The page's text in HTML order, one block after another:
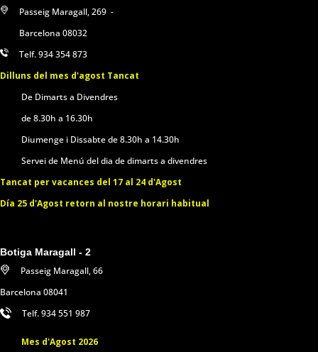
Passeig Maragall, 269 -
Barcelona 08032
Telf. 934 354 873
Dilluns del mes d'agost Tancat
De Dimarts a Divendres
de 8.30h a 16.30h
Diumenge i Dissabte de 8.30h a 14.30h
Servei de Menú del dia de dimarts a divendres
Tancat per vacances del 17 al 24 d'Agost
Día 25 d'Agost retorn al nostre horari habitual
Botiga Maragall - 2
Passeig Maragall, 66
Barcelona 08041
Telf. 934 551 987
Mes d'Agost 2026